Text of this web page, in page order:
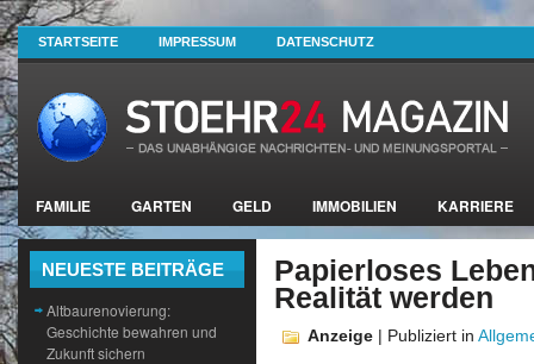
STARTSEITE IMPRESSUM DATENSCHUTZ
FAMILIE GARTEN GELD IMMOBILIEN KARRIERE
NEUESTE BEITRÄGE
Altbaurenovierung:
Geschichte bewahren und
Zukunft sichern
Papierloses
Realität werden
Anzeige | Publiziert in